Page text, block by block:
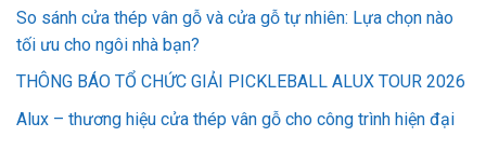
So sánh cửa thép vân gỗ và cửa gỗ tự nhiên: Lựa chọn nào
tối ưu cho ngôi nhà bạn?
THÔNG BÁO TỔ CHỨC GIẢI PICKLEBALL ALUX TOUR 2026
Alux – thương hiệu cửa thép vân gỗ cho công trình hiện đại